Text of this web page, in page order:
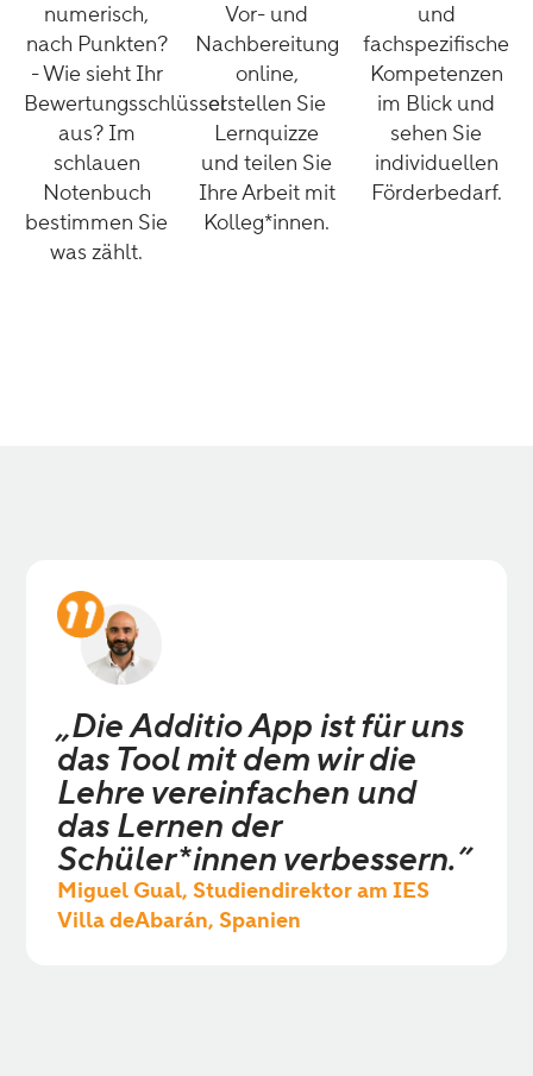
numerisch,
nach Punkten?
- Wie sieht Ihr
Bewertungsschlüssel
aus? Im
schlauen
Notenbuch
bestimmen Sie
was zählt.
Vor- und
Nachbereitung
online,
erstellen Sie
Lernquizze
und teilen Sie
Ihre Arbeit mit
Kolleg*innen.
und
fachspezifische
Kompetenzen
im Blick und
sehen Sie
individuellen
Förderbedarf.
„Die Additio App ist für uns
das Tool mit dem wir die
Lehre vereinfachen und
das Lernen der
Schüler*innen verbessern.”
Miguel Gual, Studiendirektor am IES
Villa deAbarán, Spanien